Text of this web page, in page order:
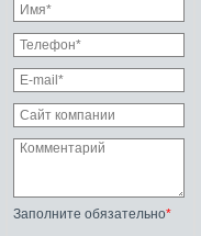
Заполните обязательно*